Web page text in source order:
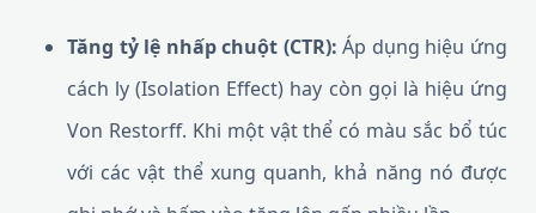
Tăng tỷ lệ nhấp chuột (CTR): Áp dụng hiệu ứng
cách ly (Isolation Effect) hay còn gọi là hiệu ứng
Von Restorff. Khi một vật thể có màu sắc bổ túc
với các vật thể xung quanh, khả năng nó được